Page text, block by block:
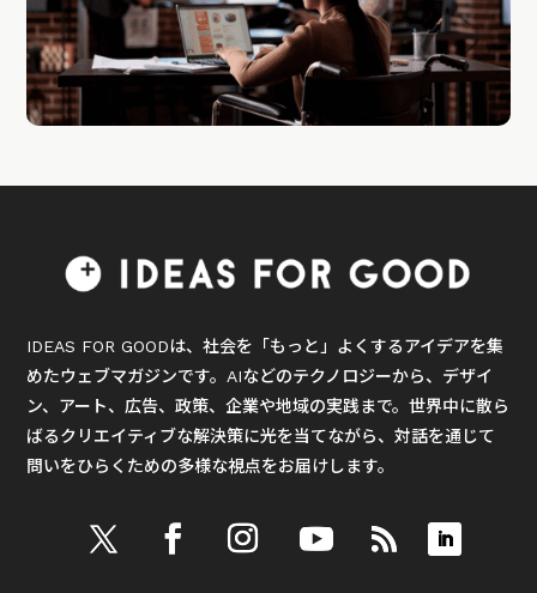
IDEAS FOR GOODは、社会を「もっと」よくするアイデアを集
めたウェブマガジンです。AIなどのテクノロジーから、デザイ
ン、アート、広告、政策、企業や地域の実践まで。世界中に散ら
ばるクリエイティブな解決策に光を当てながら、対話を通じて
問いをひらくための多様な視点をお届けします。